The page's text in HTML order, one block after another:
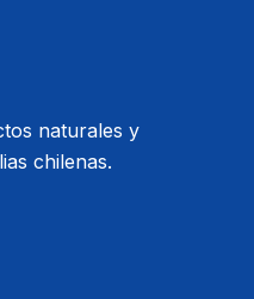
naturales y
chilenas.